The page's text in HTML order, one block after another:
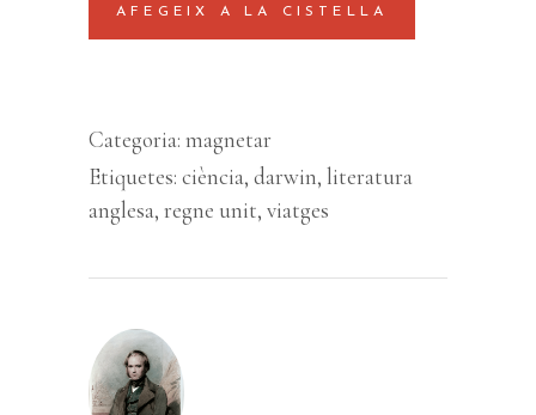
Beagle
AFEGEIX A LA CISTELLA
Categoria: magnetar
Etiquetes: ciència, darwin, literatura
anglesa, regne unit, viatges